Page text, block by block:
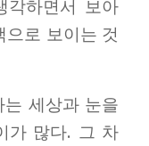
각하면서 보아
로 보이는 것
세상과 눈을
가 많다. 그 차